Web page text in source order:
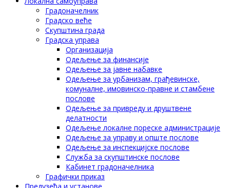
Градоначелник
Градско веће
Скупштина града
Градска управа
Организација
Одељење за финансије
Одељење за јавне набавке
Одељење за урбанизам, грађевинске,
комуналне, имовинско-правне и стамбене
послове
Одељење за привреду и друштвене
делатности
Одељење локалне пореске администрације
Одељење за управу и опште послове
Одељење за инспекцијске послове
Служба за скупштинске послове
Кабинет градоначелника
Графички приказ